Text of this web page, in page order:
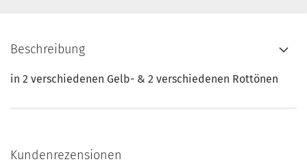
Beschreibung
in 2 verschiedenen Gelb- & 2 verschiedenen Rottönen
Kundenrezensionen